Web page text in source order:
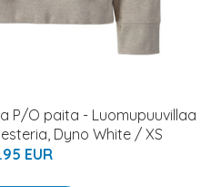
P/O paita - Luomupuuvillaa
Dyno White / XS
EUR